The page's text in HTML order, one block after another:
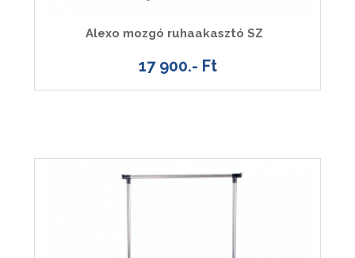
Alexo mozgó ruhaakasztó SZ
17 900.- Ft